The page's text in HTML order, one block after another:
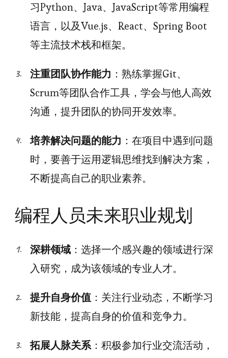
习Python、Java、JavaScript等常用编程
语言，以及Vue.js、React、Spring Boot
等主流技术栈和框架。
注重团队协作能力 ：熟练掌握Git、
Scrum等团队合作工具，学会与他人高效
沟通，提升团队的协同开发效率。
培养解决问题的能力 ：在项目中遇到问题
时，要善于运用逻辑思维找到解决方案，
不断提高自己的职业素养。
编程人员未来职业规划
深耕领域 ：选择一个感兴趣的领域进行深
入研究，成为该领域的专业人才。
提升自身价值 ：关注行业动态，不断学习
新技能，提高自身的价值和竞争力。
拓展人脉关系：积极参加行业交流活动，